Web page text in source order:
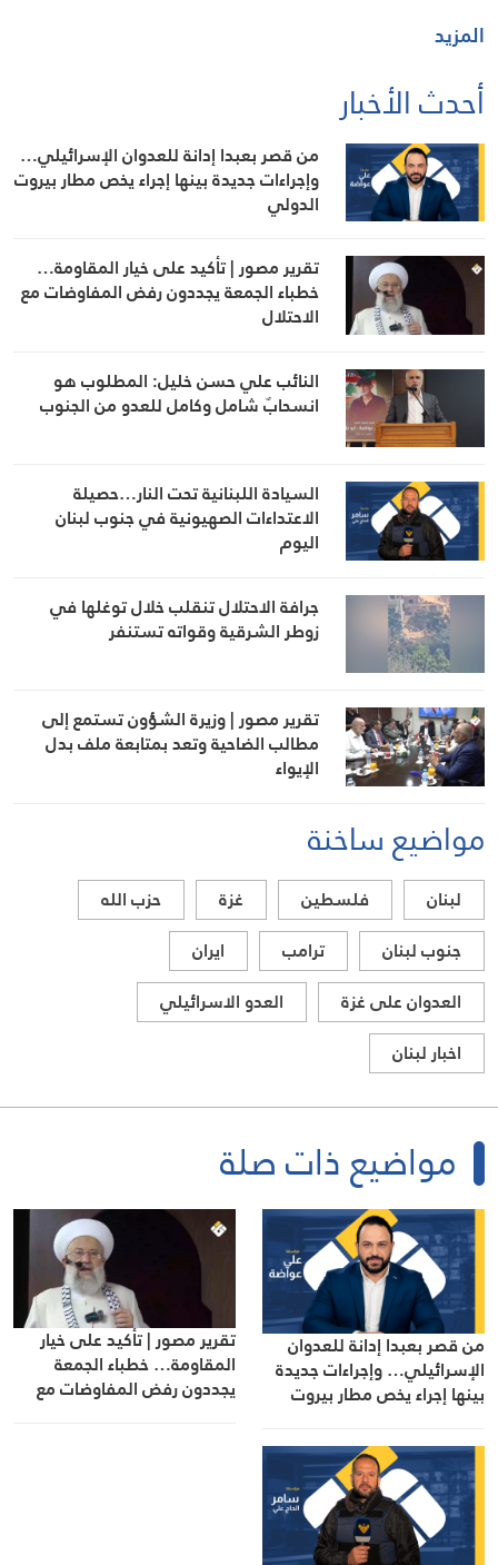
المزيد
أحدث الأخبار
من قصر بعبدا إدانة للعدوان الإسرائيلي…
وإجراءات جديدة بينها إجراء يخص مطار بيروت
الدولي
تقرير مصور | تأكيد على خيار المقاومة…
خطباء الجمعة يجددون رفض المفاوضات مع
الاحتلال
النائب علي حسن خليل: المطلوب هو
انسحابٌ شامل وكامل للعدو من الجنوب
السيادة اللبنانية تحت النار…حصيلة
الاعتداءات الصهيونية في جنوب لبنان
اليوم
جرافة الاحتلال تنقلب خلال توغلها في
زوطر الشرقية وقواته تستنفر
تقرير مصور | وزيرة الشؤون تستمع إلى
مطالب الضاحية وتعد بمتابعة ملف بدل
الإيواء
مواضيع ساخنة
لبنان فلسطين غزة
حزب الله
جنوب لبنان
ترامب
ايران
العدوان على غزة
العدو الاسرائيلي
اخبار لبنان
مواضيع ذات صلة
من قصر بعبدا إدانة للعدوان
الإسرائيلي… وإجراءات جديدة
بينها إجراء يخص مطار بيروت
تقرير مصور | تأكيد على خيار
المقاومة… خطباء الجمعة
يجددون رفض المفاوضات مع